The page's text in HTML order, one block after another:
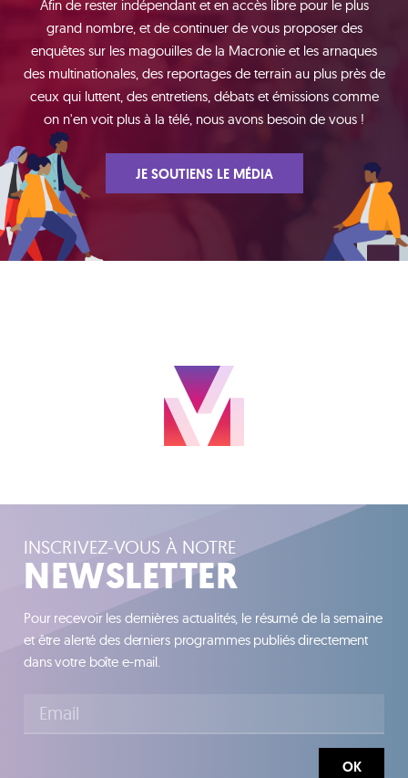
Afin de rester indépendant et en accès libre pour le plus
grand nombre, et de continuer de vous proposer des
enquêtes sur les magouilles de la Macronie et les arnaques
des multinationales, des reportages de terrain au plus près de
ceux qui luttent, des entretiens, débats et émissions comme
on n'en voit plus à la télé, nous avons besoin de vous !
JE SOUTIENS LE MÉDIA
INSCRIVEZ-VOUS À NOTRE
NEWSLETTER
Pour recevoir les dernières actualités, le résumé de la semaine
et être alerté des derniers programmes publiés directement
dans votre boîte e-mail.
OK